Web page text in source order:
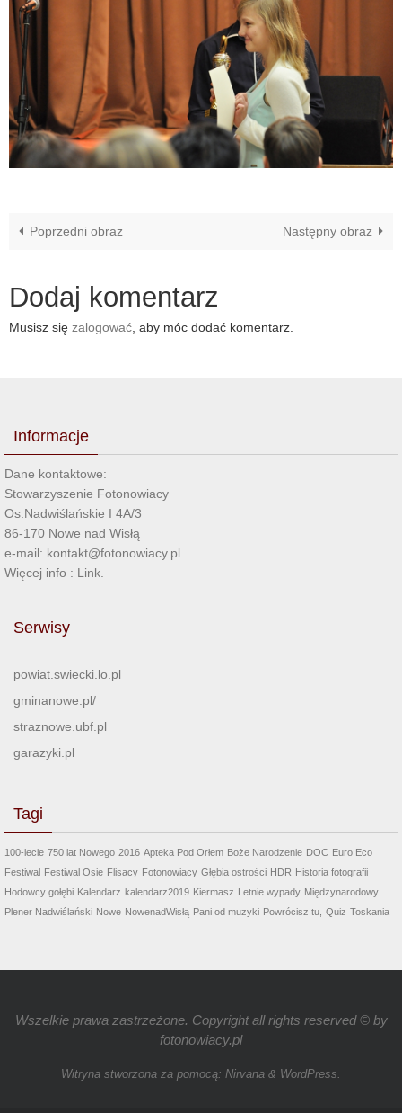
Poprzedni obraz Następny obraz
Dodaj komentarz
Musisz się zalogować , aby móc dodać komentarz.
Informacje
Dane kontaktowe:
Stowarzyszenie Fotonowiacy
Os.Nadwiślańskie I 4A/3
86-170 Nowe nad Wisłą
e-mail: kontakt@fotonowiacy.pl
Więcej info : Link
Serwisy
powiat.swiecki.lo.pl
gminanowe.pl/
straznowe.ubf.pl
garazyki.pl
Tagi
100-lecie 750 lat Nowego 2016 Apteka Pod Orłem Boże Narodzenie DOC Euro Eco
Festiwal Festiwal Osie Flisacy Fotonowiacy Głębia ostrości HDR Historia fotografii
Hodowcy gołębi Kalendarz kalendarz2019 Kiermasz Letnie wypady Międzynarodowy
Plener Nadwiślański Nowe NowenadWisłą Pani od muzyki Powrócisz tu, Quiz Toskania
Wszelkie prawa zastrzeżone. Copyright all rights reserved © by
fotonowiacy.pl
Witryna stworzona za pomocą: Nirvana & WordPress.